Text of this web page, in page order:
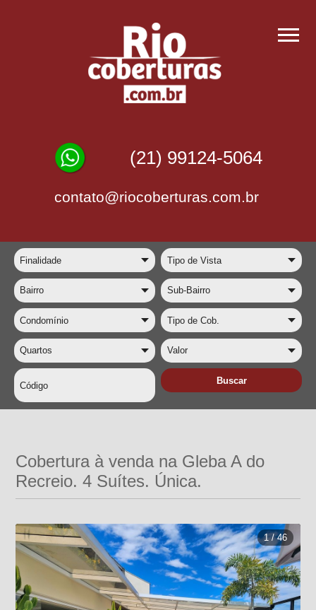
(21) 99124-5064
contato@riocoberturas.com.br
Cobertura à venda na Gleba A do
Recreio. 4 Suítes. Única.
1 / 46